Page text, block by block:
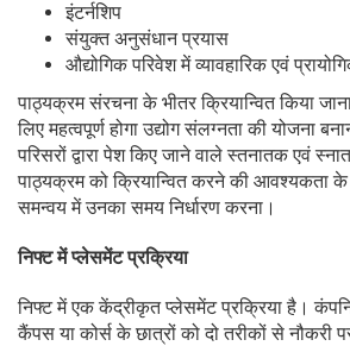
इंटर्नशिप
संयुक्त अनुसंधान प्रयास
औद्योगिक परिवेश में व्यावहारिक एवं
पाठ्यक्रम संरचना के भीतर क्रियान्वित किया
लिए महत्वपूर्ण होगा उद्योग संलग्नता की योजना
परिसरों द्वारा पेश किए जाने वाले स्‍तनातक एवं
पाठ्यक्रम को क्रियान्वित करने की आवश्यकता के
समन्वय में उनका समय निर्धारण करना।
निफ्ट में प्लेसमेंट प्रक्रिया
निफ्ट में एक केंद्रीकृत प्लेसमेंट प्रक्रिया है।
कैंपस या कोर्स के छात्रों को दो तरीकों से नौकरी